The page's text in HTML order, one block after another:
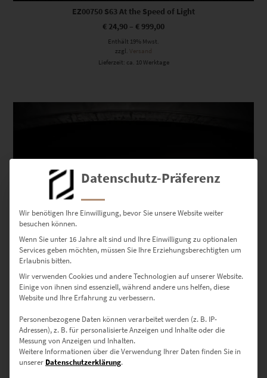
EZ00750 S63 At the Speed of Light
€ 24,90 – € 999,00
Enthält 19% Mwst.
zzgl. Versand
Lieferzeit: ca. 10 Werktage
Dieses Produkt weist mehrere Varianten auf. Die Optionen können auf der Produktseite gewählt werden
EZ00149 Speeding Stars
€24,90–€999,00
Enthält 19% Mwst.
Lieferzeit: ca. 10 Werktage
Datenschutz-Präferenz
Wir benötigen Ihre Einwilligung, bevor Sie unsere Website weiter
besuchen können.
Wenn Sie unter 16 Jahre alt sind und Ihre Einwilligung zu optionalen
Services geben möchten, müssen Sie Ihre Erziehungsberechtigten um
Erlaubnis bitten.
Wir verwenden Cookies und andere Technologien auf unserer Website.
Einige von ihnen sind essenziell, während andere uns helfen, diese
Website und Ihre Erfahrung zu verbessern.
Personenbezogene Daten können verarbeitet werden (z. B. IP-
Adressen), z. B. für personalisierte Anzeigen und Inhalte oder die
Messung von Anzeigen und Inhalten.
Weitere Informationen über die Verwendung Ihrer Daten finden Sie in
unserer Datenschutzerklärung.